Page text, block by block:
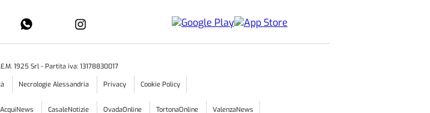
1925 Srl - Partita iva: 13178830017
Necrologie Alessandria Privacy Cookie Policy
AcquiNews CasaleNotizie OvadaOnline TortonaOnline ValenzaNews